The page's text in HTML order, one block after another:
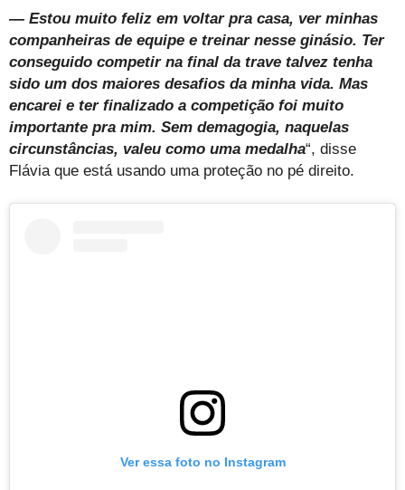
— Estou muito feliz em voltar pra casa, ver minhas
companheiras de equipe e treinar nesse ginásio. Ter
conseguido competir na final da trave talvez tenha
sido um dos maiores desafios da minha vida. Mas
encarei e ter finalizado a competição foi muito
importante pra mim. Sem demagogia, naquelas
circunstâncias, valeu como uma medalha“, disse
Flávia que está usando uma proteção no pé direito.
Ver essa foto no Instagram